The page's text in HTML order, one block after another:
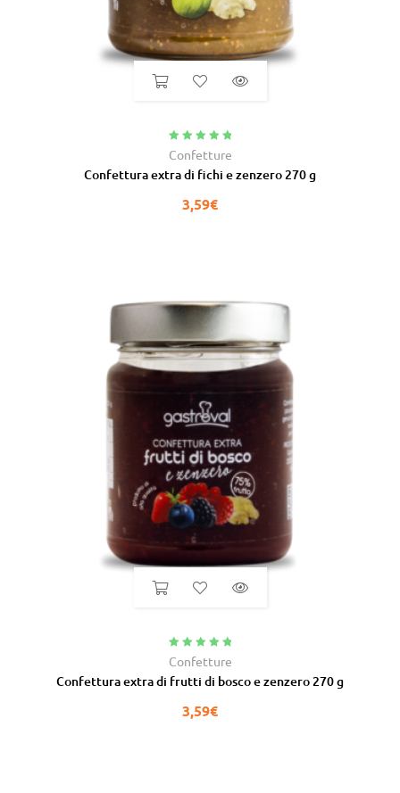
Valutato 5.00
Confetture
Confettura extra di fichi e zenzero 270 g
3,59€
Valutato 5.00
Confetture
Confettura extra di frutti di bosco e zenzero 270 g
3,59€